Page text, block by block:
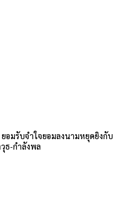
อมรับจำใจยอมลงนามหยุดยิงกับ
ธ-กำลังพล